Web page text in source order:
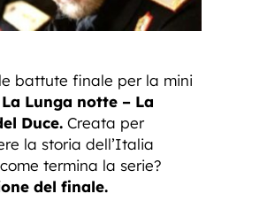
battute finale per la mini
La Lunga notte – La
Duce. Creata per
la storia dell’Italia
termina la serie?
del finale.